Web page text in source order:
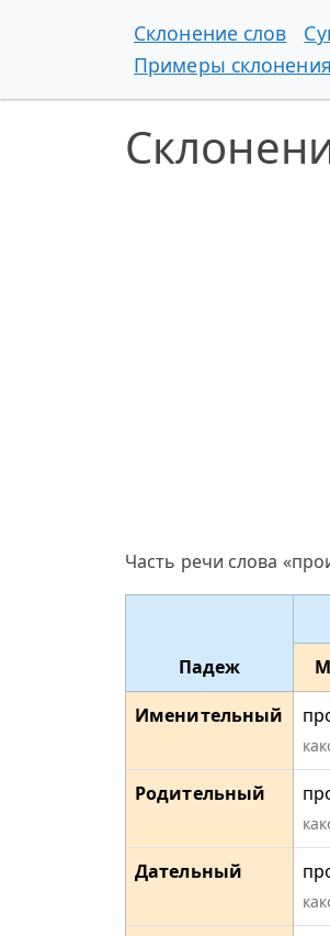
Склонение слов
Примеры
Часть речи слова
Падеж
Именительный
Родительный
Дательный